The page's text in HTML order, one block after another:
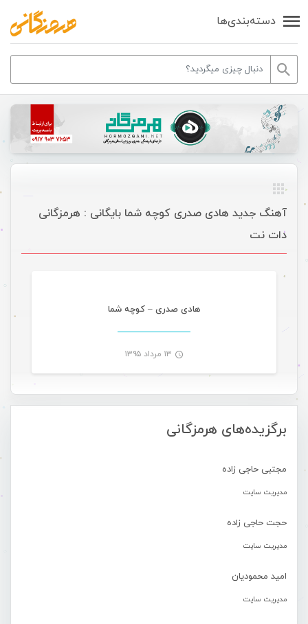
دسته‌بندی‌ها
برگزیده‌های هرمزگانی
مجتبی حاجی زاده
مدیریت سایت
حجت حاجی زاده
مدیریت سایت
امید محمودیان
مدیریت سایت
آهنگ جدید هادی صدری کوچه شما بایگانی : هرمزگانی
دات نت
هادی صدری – کوچه شما
۱۳ مرداد ۱۳۹۵